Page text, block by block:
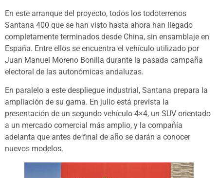
En este arranque del proyecto, todos los todoterrenos
Santana 400 que se han visto hasta ahora han llegado
completamente terminados desde China, sin ensamblaje en
España. Entre ellos se encuentra el vehículo utilizado por
Juan Manuel Moreno Bonilla durante la pasada campaña
electoral de las autonómicas andaluzas.
En paralelo a este despliegue industrial, Santana prepara la
ampliación de su gama. En julio está prevista la
presentación de un segundo vehículo 4×4, un SUV orientado
a un mercado comercial más amplio, y la compañía
adelanta que antes de final de año se darán a conocer
nuevos modelos.